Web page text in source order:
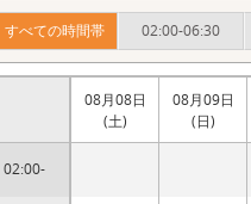
すべての時間帯 02:00-06:30
02:00-
08月08日
(土)
08月09日
(日)